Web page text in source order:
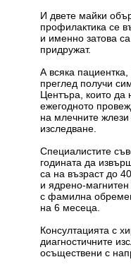
И двете майки
профилактика се
и именно затова
придружат.
А всяка
преглед получи
Центъра, които да
ежегодното
на млечните
изследване.
Специалистите
годината да
са на възраст до
и ядрено-
с фамилна
на 6 месеца.
Консултацията с
диагностичните
осъществени с